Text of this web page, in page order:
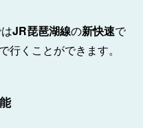
JR琵琶湖線の新快速で
行くことができます。